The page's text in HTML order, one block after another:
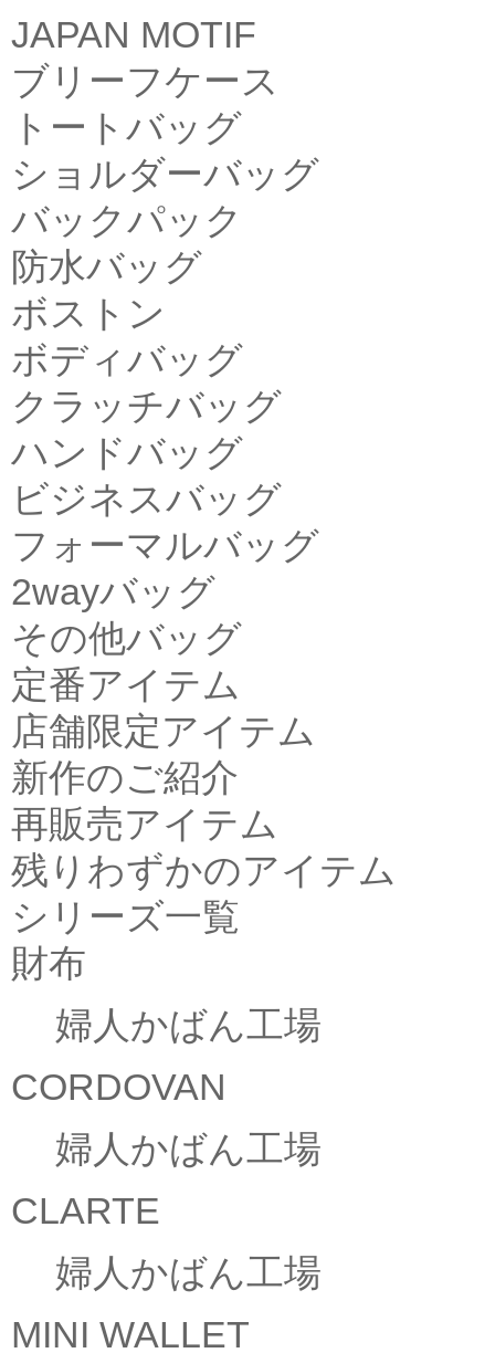
JAPAN MOTIF
ブリーフケース
トートバッグ
ショルダーバッグ
バックパック
防水バッグ
ボストン
ボディバッグ
クラッチバッグ
ハンドバッグ
ビジネスバッグ
フォーマルバッグ
2wayバッグ
その他バッグ
定番アイテム
店舗限定アイテム
新作のご紹介
再販売アイテム
残りわずかのアイテム
シリーズ一覧
財布
婦人かばん工場
CORDOVAN
婦人かばん工場
CLARTE
婦人かばん工場
MINI WALLET